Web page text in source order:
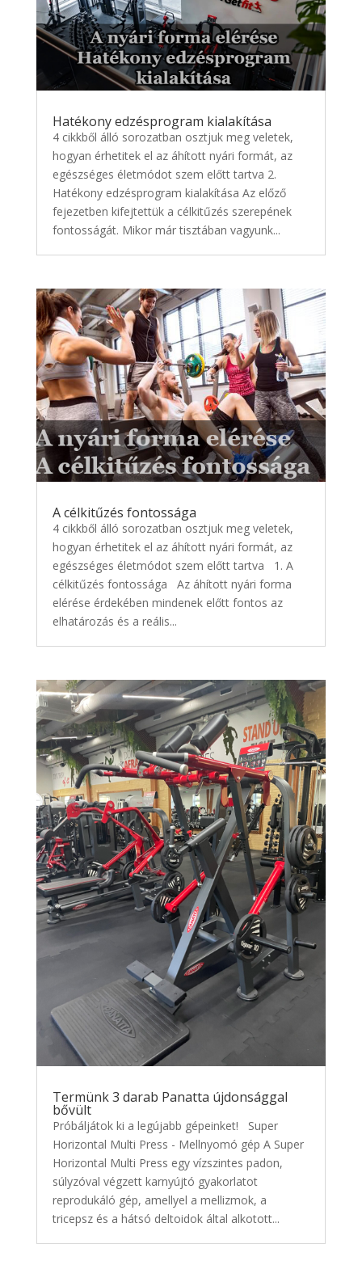
Hatékony edzésprogram kialakítása
4 cikkből álló sorozatban osztjuk meg veletek,
hogyan érhetitek el az áhított nyári formát, az
egészséges életmódot szem előtt tartva 2.
Hatékony edzésprogram kialakítása Az előző
fejezetben kifejtettük a célkitűzés szerepének
fontosságát. Mikor már tisztában vagyunk...
A célkitűzés fontossága
4 cikkből álló sorozatban osztjuk meg veletek,
hogyan érhetitek el az áhított nyári formát, az
egészséges életmódot szem előtt tartva 1. A
célkitűzés fontossága Az áhított nyári forma
elérése érdekében mindenek előtt fontos az
elhatározás és a reális...
Termünk 3 darab Panatta újdonsággal
bővült
Próbáljátok ki a legújabb gépeinket! Super
Horizontal Multi Press - Mellnyomó gép A Super
Horizontal Multi Press egy vízszintes padon,
súlyzóval végzett karnyújtó gyakorlatot
reprodukáló gép, amellyel a mellizmok, a
tricepsz és a hátsó deltoidok által alkotott...